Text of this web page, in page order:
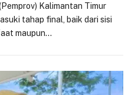
Kalimantan Timur
tahap final, baik dari sisi
maupun…